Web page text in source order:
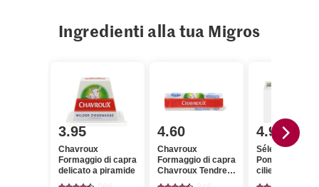
Ingredienti alla tua Migros
3.95
Chavroux
Formaggio di capra
delicato a piramide
4.60
Chavroux
Formaggio di capra
Chavroux Tendre
Bûche
4.95
Sélection
Pomodorini
ciliegini a